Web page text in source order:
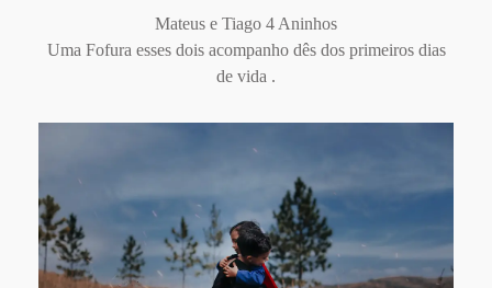
Mateus e Tiago 4 Aninhos
Uma Fofura esses dois acompanho dês dos primeiros dias
de vida .